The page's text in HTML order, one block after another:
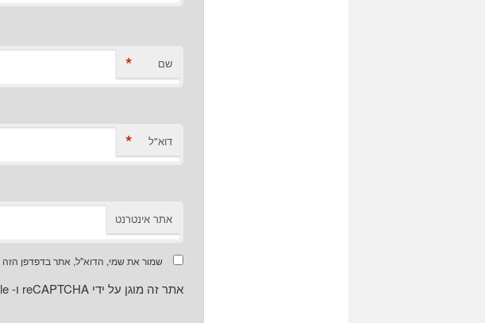
שם *
דוא"ל *
אתר אינטרנט
שמור את שמי, הדוא"ל, אתר בדפדפן
אתר זה מוגן על ידי reCAPTCHA ו- Google